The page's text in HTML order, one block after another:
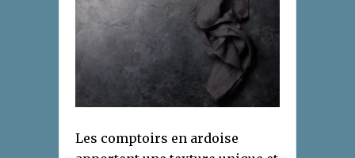
Les comptoirs en ardoise